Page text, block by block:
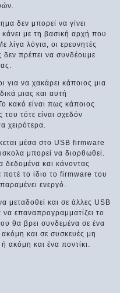
δεν μπορεί να γίνει
με τη βασική αρχή που
λίγα λόγια, οι ερευνητές
δεν πρέπει να συνδέουμε
για να χακάρει κάποιος μια
μιας και αυτή
κακό είναι πως κάποιος
τότε είναι σχεδόν
χειρότερα.
μέσα στο USB firmware
μπορεί να διορθωθεί.
δεδομένα και κάνοντας
το ίδιο το firmware του
ενεργό.
μεταδοθεί και σε άλλες USB
να επαναπρογραμματίζει το
θα βρει συνδεμένα σε ένα
και σε συσκευές μη
και ένα ποντίκι.